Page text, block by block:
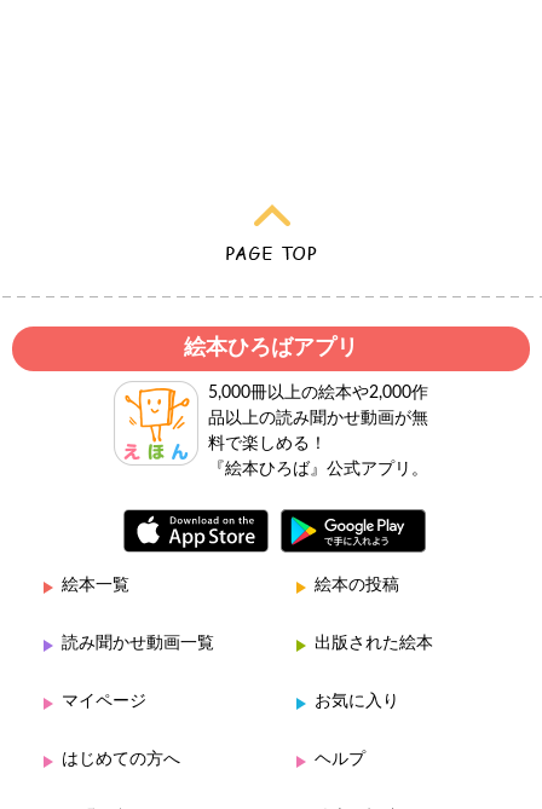
絵本ひろばアプリ
5,000冊以上の絵本や2,000作
品以上の読み聞かせ動画が無
料で楽しめる！
『絵本ひろば』公式アプリ。
絵本一覧 絵本の投稿
読み聞かせ動画一覧 出版された絵本
マイページ お気に入り
はじめての方へ ヘルプ